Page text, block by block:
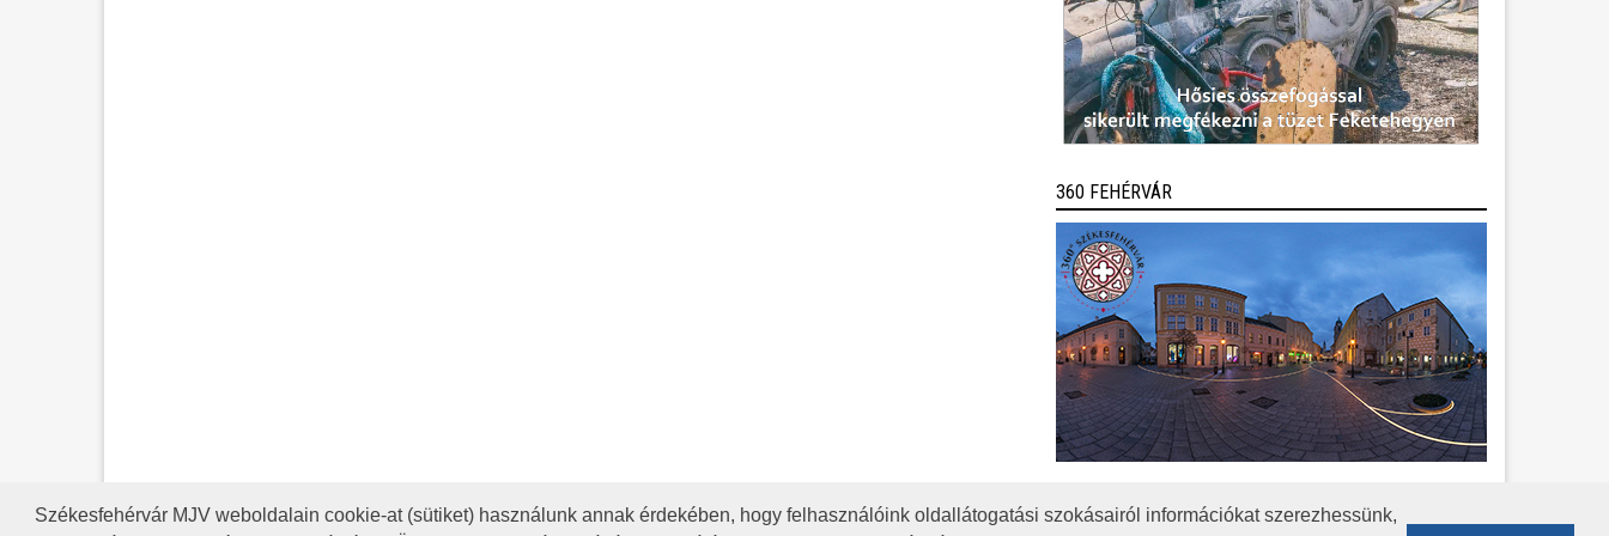
Székesfehérvár MJV weboldalain cookie-at (sütiket) használunk annak érdekében, hogy felhasználóink oldallátogatási szokásairól információkat szerezhessünk,
360 FEHÉRVÁR
RSS A HONLAP 2017.03.31-I ÁLLAPOTA JOGI NYILATKOZAT IMPRESSZUM MÉDIAAJÁNLAT KÖZÉRDEKŰ ADATOK ADATVÉDELEM